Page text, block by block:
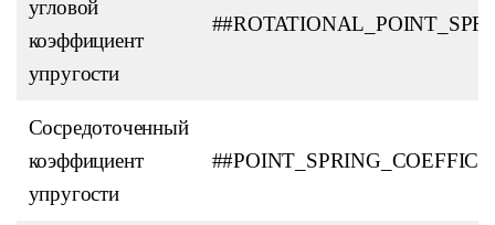
угловой
коэффициент
упругости
Сосредоточенный
коэффициент
упругости